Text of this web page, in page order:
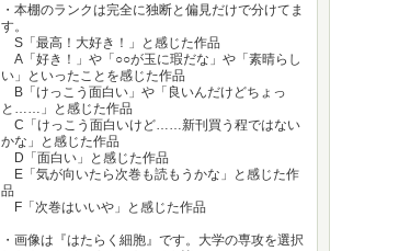
・本棚のランクは完全に独断と偏見だけで分けてま
す。
S「最高！大好き！」と感じた作品
A「好き！」や「○○が玉に瑕だな」や「素晴らし
い」といったことを感じた作品
B「けっこう面白い」や「良いんだけどちょっ
と……」と感じた作品
C「けっこう面白いけど……新刊買う程ではない
かな」と感じた作品
D「面白い」と感じた作品
E「気が向いたら次巻も読もうかな」と感じた作
品
F「次巻はいいや」と感じた作品
・画像は『はたらく細胞』です。大学の専攻を選択